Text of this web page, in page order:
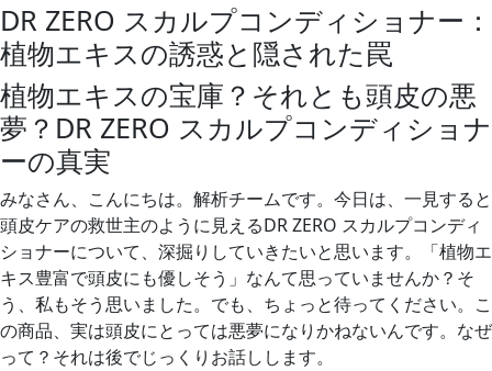
DR ZERO スカルプコンディショナー：
植物エキスの誘惑と隠された罠
植物エキスの宝庫？それとも頭皮の悪
夢？DR ZERO スカルプコンディショナ
ーの真実
みなさん、こんにちは。解析チームです。今日は、一見すると
頭皮ケアの救世主のように見えるDR ZERO スカルプコンディ
ショナーについて、深掘りしていきたいと思います。「植物エ
キス豊富で頭皮にも優しそう」なんて思っていませんか？そ
う、私もそう思いました。でも、ちょっと待ってください。こ
の商品、実は頭皮にとっては悪夢になりかねないんです。なぜ
って？それは後でじっくりお話しします。